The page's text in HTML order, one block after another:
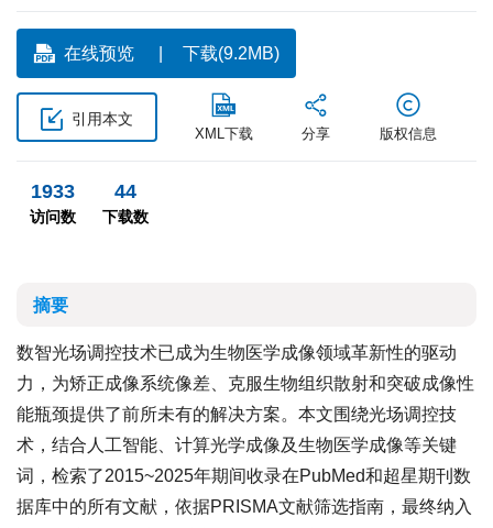
在线预览 下载(9.2MB)
引用本文
XML下载 分享 版权信息
1933
访问数
44
下载数
摘要
数智光场调控技术已成为生物医学成像领域革新性的驱动
力，为矫正成像系统像差、克服生物组织散射和突破成像性
能瓶颈提供了前所未有的解决方案。本文围绕光场调控技
术，结合人工智能、计算光学成像及生物医学成像等关键
词，检索了2015~2025年期间收录在PubMed和超星期刊数
据库中的所有文献，依据PRISMA文献筛选指南，最终纳入